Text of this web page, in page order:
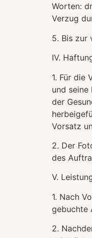
Worten:
Verzug
5. Bis zur
IV.
1. Für die
und
der
Vorsatz
2. Der
des
V.
1. Nach
gebuchte
2.